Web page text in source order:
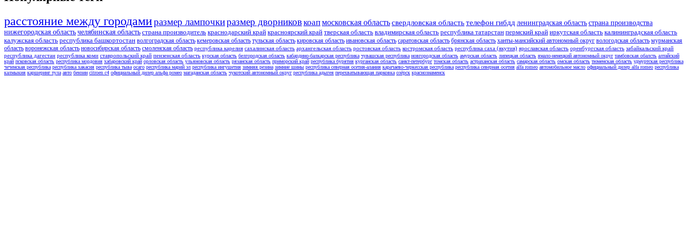
расстояние между городамиразмер лампочкиразмер дворниковкоапмосковская областьсвердловская областьтелефон гибдд ленинградская область страна производства
нижегородская область челябинская область страна производитель краснодарский край красноярский край тверская область владимирская область республика татарстан пермский край иркутская область калининградская область
калужская область республика башкортостан волгоградская область кемеровская область тульская область кировская область ивановская область саратовская область брянская область ханты-мансийский автономный округ вологодская область мурманская
область воронежская область новосибирская область смоленская область республика карелия сахалинская область архангельская область ростовская область костромская область республика саха (якутия) ярославская область оренбургская область забайкальский край
республика дагестан республика коми ставропольский край пензенская область курская область белгородская область кабардино-балкарская республика чувашская республика новгородская область амурская область липецкая область ямало-ненецкий автономный округ тамбовская обалсть алтайский
край псковская область республика мордовия хабаровский край орловская область ульяновская область рязанская область приморский край республика бурятия курганская область санкт-петербург томская область астраханская область самарская область омская область тюменская область удмуртская республика
чеченская республика республика хакасия республика тыва осаго республика марий эл республика ингушетия зимняя резина зимние шины республика северная осетия-алания карачаево-черкесская республика республика северная осетия alfa romeo автомобильное масло официальный дилер alfa romeo республика
калмыкия каршеринг тула авто бензин citroen c4 официальный дилер альфа ромео магаданская область чукотский автономный округ республика адыгея перехватывающая парковка озёрск краснознаменск